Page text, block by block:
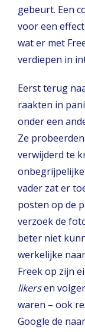
gebeurt. Een
voor een
wat er met
verdiepen in
Eerst terug
raakten in
onder een
Ze
verwijderd te
onbegrijpelijke
vader zat er
posten op de
verzoek de
beter niet
werkelijke
Freek op zijn
likersen
waren – ook
Google de